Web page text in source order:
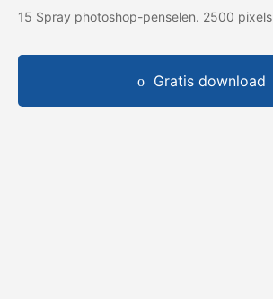
15 Spray photoshop-penselen. 2500 pixels
Gratis download